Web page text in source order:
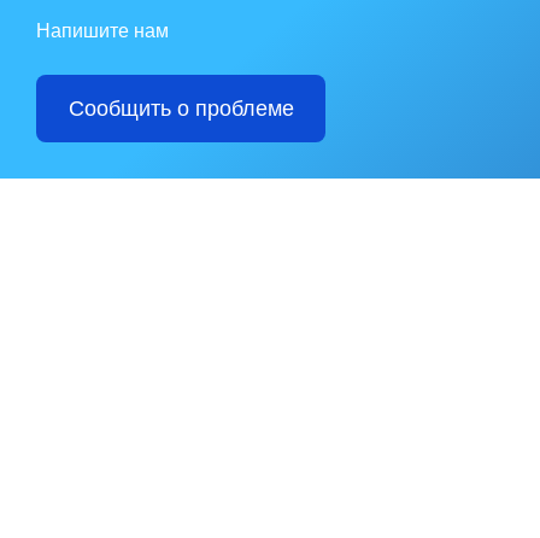
Напишите нам
Сообщить о проблеме